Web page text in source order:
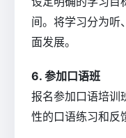
间。将学习分为听
面发展。
6. 参加口语班
报名参加口语培训
性的口语练习和反